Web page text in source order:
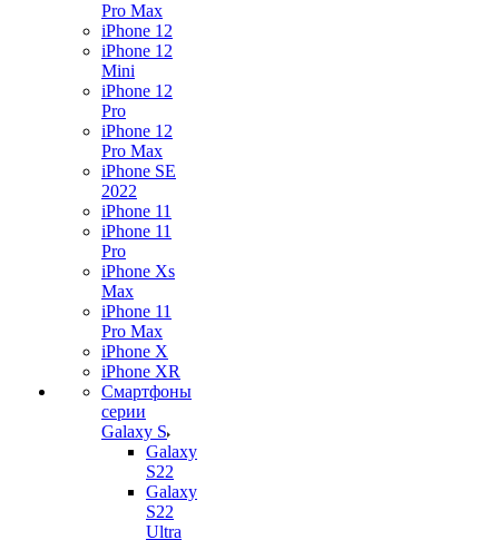
Pro Max
iPhone 12
iPhone 12
Mini
iPhone 12
Pro
iPhone 12
Pro Max
iPhone SE
2022
iPhone 11
iPhone 11
Pro
iPhone Xs
Max
iPhone 11
Pro Max
iPhone X
iPhone XR
Смартфоны
серии
Galaxy S
Galaxy
S22
Galaxy
S22
Ultra